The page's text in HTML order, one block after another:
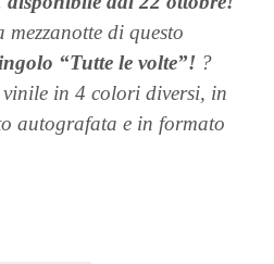
di questo
“Tutte le volte”! ?
in 4 colori diversi, in
autografata e in formato